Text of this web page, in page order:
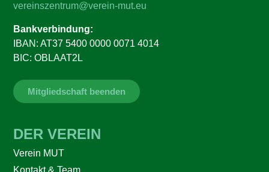
vereinszentrum@verein-mut.eu
Bankverbindung:
IBAN: AT37 5400 0000 0071 4014
BIC: OBLAAT2L
Mitgliedschaft beenden
DER VEREIN
Verein MUT